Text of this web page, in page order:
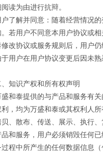
读为由进行抗辩。
户了解并同意：随着经营情况
若用户不同意本用户协议或
改协议或服务规则后，用户
用户在用户协议变更后因未
、知识产权和所有权声明
盛和泰提供的与产品和服务有
，均为万盛和泰或其权利人
、散布、传送、展示、执行
和服务，用户必须销毁任何
过程中所产生的任何数据信息